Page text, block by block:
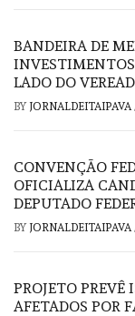
BANDEIRA DE
LADO DO
BY JORNALDEITAIPAVA
CONVENÇÃO
OFICIALIZA
DEPUTADO
BY JORNALDEITAIPAVA
PROJETO PREVÊ
AFETADOS POR